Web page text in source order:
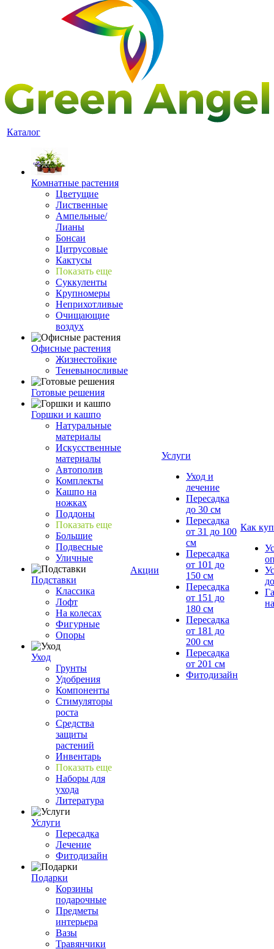
Каталог
Комнатные растения
Цветущие
Лиственные
Ампельные/
Лианы
Бонсаи
Цитрусовые
Кактусы
Показать еще
Суккуленты
Крупномеры
Неприхотливые
Очищающие
воздух
Офисные растения
Жизнестойкие
Теневыносливые
Готовые решения
Горшки и кашпо
Натуральные
материалы
Искусственные
материалы
Автополив
Комплекты
Кашпо на
ножках
Поддоны
Показать еще
Большие
Подвесные
Уличные
Подставки
Классика
Лофт
На колесах
Фигурные
Опоры
Уход
Грунты
Удобрения
Компоненты
Стимуляторы
роста
Средства
защиты
растений
Инвентарь
Показать еще
Наборы для
ухода
Литература
Услуги
Пересадка
Лечение
Фитодизайн
Подарки
Корзины
подарочные
Предметы
интерьера
Вазы
Травянчики
Акции
Услуги
Уход и
лечение
Пересадка
до 30 см
Пересадка
от 31 до 100
см
Пересадка
от 101 до
150 см
Пересадка
от 151 до
180 см
Пересадка
от 181 до
200 см
Пересадка
от 201 см
Фитодизайн
Как